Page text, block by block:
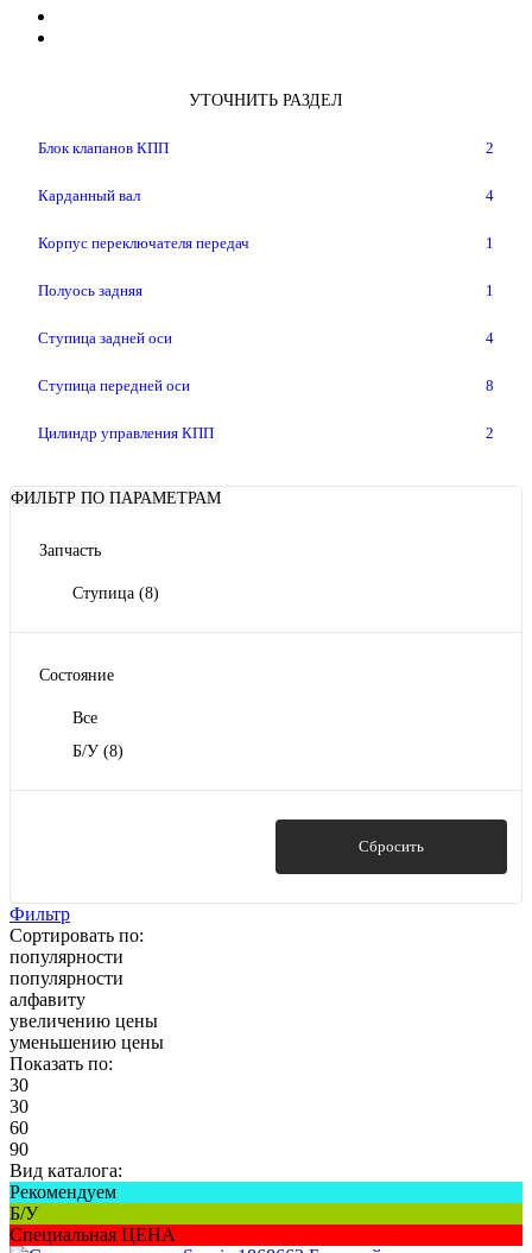
УТОЧНИТЬ РАЗДЕЛ
Блок клапанов КПП 2
Карданный вал 4
Корпус переключателя передач 1
Полуось задняя 1
Ступица задней оси 4
Ступица передней оси 8
Цилиндр управления КПП 2
ФИЛЬТР ПО ПАРАМЕТРАМ
Запчасть
Ступица (8)
Состояние
Все
Б/У (8)
Сбросить
Фильтр
Сортировать по:
популярности
популярности
алфавиту
увеличению цены
уменьшению цены
Показать по:
30
30
60
90
Вид каталога:
Рекомендуем
Б/У
Специальная ЦЕНА